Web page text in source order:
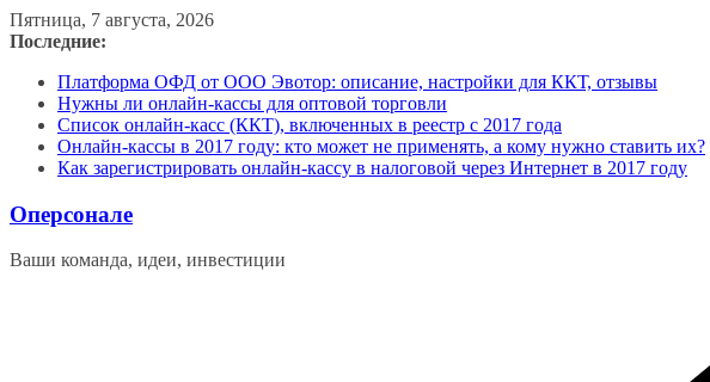
Перейти
к
Пятница, 7 августа, 2026
Последние:
Платформа ОФД от ООО Эвотор: описание, настройки для ККТ, отзывы
Нужны ли онлайн-кассы для оптовой торговли
Список онлайн-касс (ККТ), включенных в реестр с 2017 года
Онлайн-кассы в 2017 году: кто может не применять, а кому нужно ставить их?
Как зарегистрировать онлайн-кассу в налоговой через Интернет в 2017 году
Оперсонале
Ваши команда, идеи, инвестиции